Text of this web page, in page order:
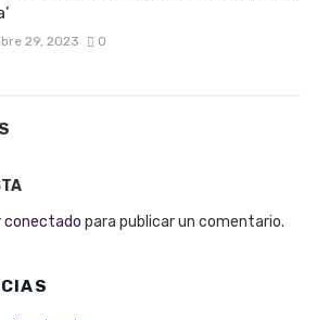
29, 2023 0
conectado para publicar un comentario.